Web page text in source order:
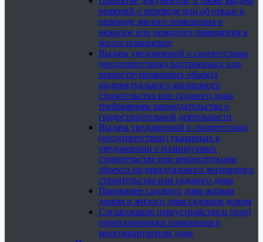
решений о переводе или об отказе в
переводе жилого помещения в
нежилое или нежилого помещения в
жилое помещение
Выдача уведомлений о соответствии
(несоответствии) построенных или
реконструированных объекта
индивидуального жилищного
строительства или садового дома
требованиям законодательства о
градостроительной деятельности
Выдача уведомлений о соответствии
(несоответствии) указанных в
уведомлении о планируемых
строительстве или реконструкции
объекта индивидуального жилищного
строительства или садового дома
Признание садового дома жилым
домом и жилого дома садовым домом
Согласование переустройства и (или)
перепланировки помещения в
многоквартирном доме